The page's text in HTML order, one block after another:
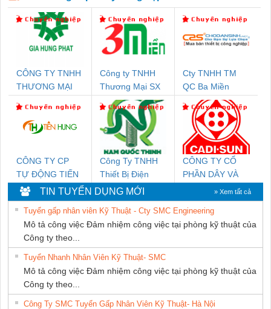
CÔNG TY TNHH
THƯƠNG MẠI
THUẬT ĐIỆN CƠ
GIA HƯNG PHÁT
Công ty TNHH
Thương Mại SX
Ba Miền
Cty TNHH TM
QC Ba Miền
CÔNG TY CP
TỰ ĐỘNG TIẾN
HƯNG
Công Ty TNHH
Thiết Bị Điện
Nam Quốc Thịnh
CÔNG TY CỔ
PHẦN DÂY VÀ
CÁP ĐIỆN
THƯỢNG ĐÌNH
TIN TUYỂN DỤNG MỚI » Xem tất cả
Tuyển gấp nhân viên Kỹ Thuật - Cty SMC Engineering
Mô tả công việc Đảm nhiệm công việc tại phòng kỹ thuật của
Công ty theo...
Tuyển Nhanh Nhân Viên Kỹ Thuật- SMC
Mô tả công việc Đảm nhiệm công việc tại phòng kỹ thuật của
Công ty theo...
Công Ty SMC Tuyển Gấp Nhân Viên Kỹ Thuật- Hà Nội